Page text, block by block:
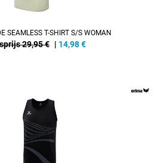
SEAMLESS T-SHIRT S/S WOMAN
29,95 € | 14,98€